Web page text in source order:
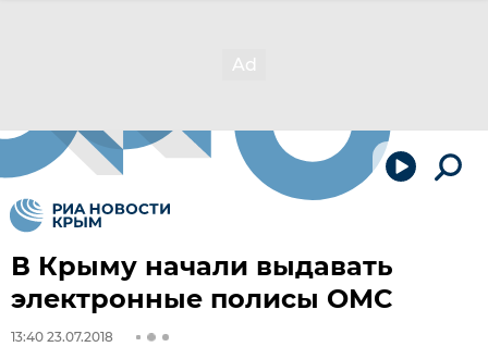
В Крыму начали выдавать
электронные полисы ОМС
13:40 23.07.2018